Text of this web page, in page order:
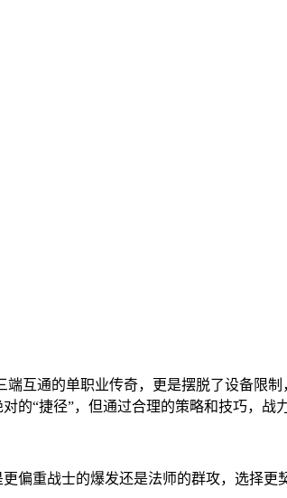
互通的单职业传奇，更是摆脱了设备限
“捷径”，但通过合理的策略和技巧，战
重战士的爆发还是法师的群攻，选择更